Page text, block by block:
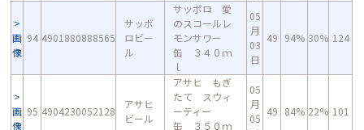
画
像
94 4901880888565
サッポ
ロビー
ル
サッポロ 愛
のスコールレ
モンサワー
缶 ３４０ｍ
ｌ
05
月
03
日
49 94% 30% 124
画
像
95 4904230052128
アサヒ
ビール
アサヒ もぎ
たて スウィ
ーティー
缶 ３５０ｍ
05
月
05
49 84% 22% 101